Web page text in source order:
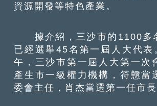
資源開發等特色產業。
據介紹，三沙市的1100多
已經選舉45名第一屆人大代
午，三沙市第一屆人大第一次
產生市一級權力機構，符戇當
委會主任，肖杰當選第一任市長